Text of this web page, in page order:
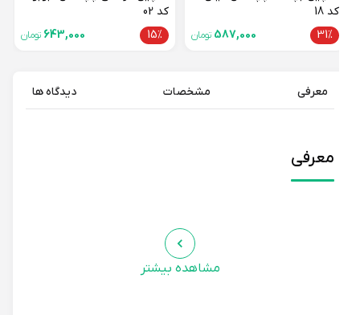
31%
587,000تومان
15%
643,000 تومان
معرفی مشخصات دیدگاه ها
معرفی
مشاهده بیشتر